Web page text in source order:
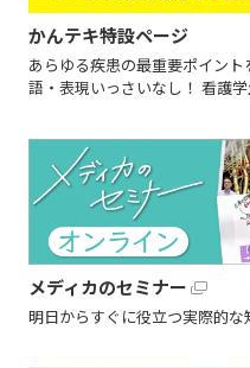
かんテキ特設ページ
あらゆる疾患の最重要ポイン
語・表現いっさいなし！ 看護
メディカのセミナー
明日からすぐに役立つ実際的な